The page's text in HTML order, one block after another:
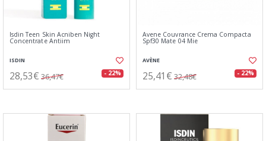
Isdin Teen Skin Acniben Night
Concentrate Antiim
ISDIN
28,53€ 36,47€ - 22%
Avene Couvrance Crema Compacta
Spf30 Mate 04 Mie
AVÈNE
25,41€ 32,48€ - 22%